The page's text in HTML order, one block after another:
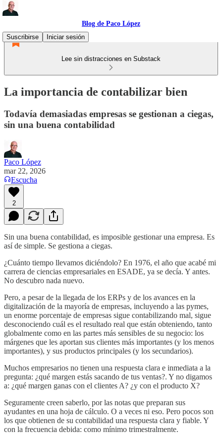
Blog de Paco López
Suscribirse
Iniciar sesión
Lee sin distracciones en Substack
La importancia de contabilizar bien
Todavía demasiadas empresas se gestionan a ciegas,
sin una buena contabilidad
Paco López
mar 22, 2026
Escucha
2
Sin una buena contabilidad, es imposible gestionar una empresa. Es
así de simple. Se gestiona a ciegas.
¿Cuánto tiempo llevamos diciéndolo? En 1976, el año que acabé mi
carrera de ciencias empresariales en ESADE, ya se decía. Y antes.
No descubro nada nuevo.
Pero, a pesar de la llegada de los ERPs y de los avances en la
digitalización de la mayoría de empresas, incluyendo a las pymes,
un enorme porcentaje de empresas sigue contabilizando mal, sigue
desconociendo cuál es el resultado real que están obteniendo, tanto
globalmente como en las partes más sensibles de su negocio: los
márgenes que les aportan sus clientes más importantes (y los menos
importantes), y sus productos principales (y los secundarios).
Muchos empresarios no tienen una respuesta clara e inmediata a la
pregunta: ¿qué margen estás sacando de tus ventas?. Y no digamos
a: ¿qué margen ganas con el clientes A? ¿y con el producto X?
Seguramente creen saberlo, por las notas que preparan sus
ayudantes en una hoja de cálculo. O a veces ni eso. Pero pocos son
los que obtienen de su contabilidad una respuesta clara y fiable. Y
con la frecuencia debida: como mínimo trimestralmente.